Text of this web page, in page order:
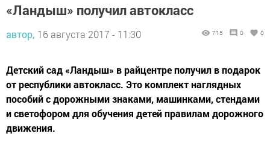
«Ландыш» получил автокласс
автор, 16 августа 2017 - 11:30 715 0 0
Детский сад «Ландыш» в райцентре получил в подарок
от республики автокласс. Это комплект наглядных
пособий с дорожными знаками, машинками, стендами
и светофором для обучения детей правилам дорожного
движения.